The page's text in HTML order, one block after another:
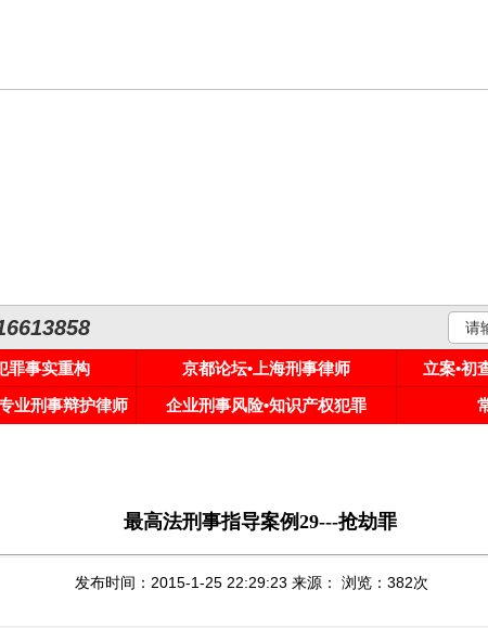
罪事实重构 京都论坛•上海刑事律师 立案•初
业刑事辩护律师 企业刑事风险•知识产权犯罪
最高法刑事指导案例29---抢劫罪
发布时间：2015-1-25 22:29:23 来源： 浏览： 382次